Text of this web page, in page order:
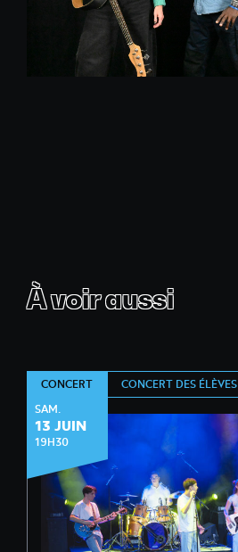
À voir aussi
CONCERT
SAM.
13 JUIN
19H30
CONCERT DES ÉLÈVES